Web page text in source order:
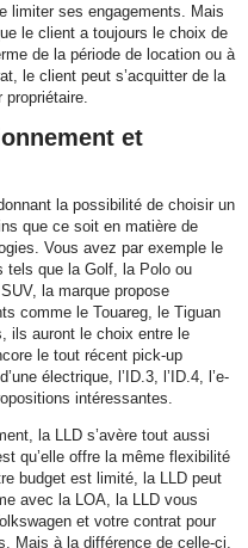
limiter ses engagements. Mais
le client a toujours le choix de
de la période de location ou à
le client peut s’acquitter de la
et
la possibilité de choisir un
que ce soit en matière de
Vous avez par exemple le
tels que la Golf, la Polo ou
la marque propose
comme le Touareg, le Tiguan
ils auront le choix entre le
le tout récent pick-up
électrique, l’ID.3, l’ID.4, l’e-
intéressantes.
la LLD s’avère tout aussi
qu’elle offre la même flexibilité
budget est limité, la LLD peut
avec la LOA, la LLD vous
et votre contrat pour
Mais à la différence de celle-ci,